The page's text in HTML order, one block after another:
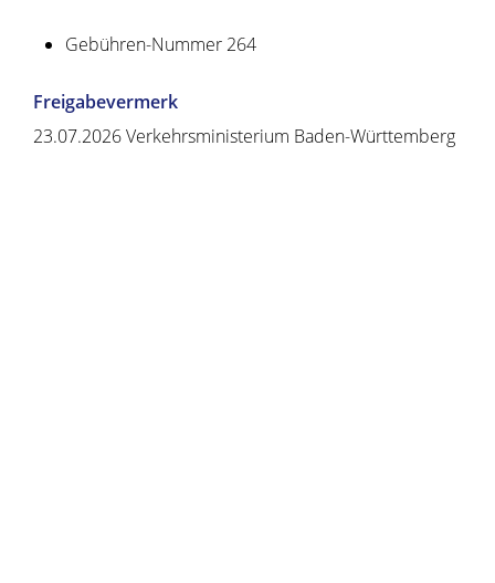
Gebühren-Nummer 264
Freigabevermerk
23.07.2026 Verkehrsministerium Baden-Württemberg